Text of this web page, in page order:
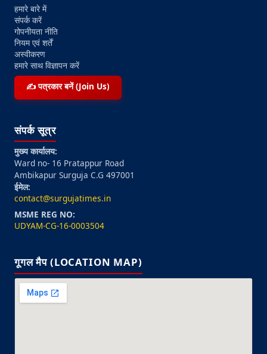
हमारे बारे में
संपर्क करें
गोपनीयता नीति
नियम एवं शर्तें
अस्वीकरण
हमारे साथ विज्ञापन करें
✍️ पत्रकार बनें (Join Us)
संपर्क सूत्र
मुख्य कार्यालय:
Ward no- 16 Pratappur Road
Ambikapur Surguja C.G 497001
ईमेल:
contact@surgujatimes.in
MSME REG NO:
UDYAM-CG-16-0003504
गूगल मैप (LOCATION MAP)